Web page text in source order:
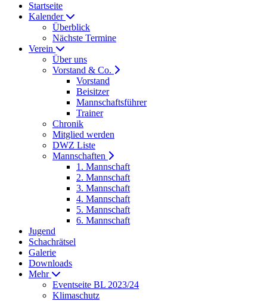
Startseite
Kalender
Überblick
Nächste Termine
Verein
Über uns
Vorstand & Co.
Vorstand
Beisitzer
Mannschaftsführer
Trainer
Chronik
Mitglied werden
DWZ Liste
Mannschaften
1. Mannschaft
2. Mannschaft
3. Mannschaft
4. Mannschaft
5. Mannschaft
6. Mannschaft
Jugend
Schachrätsel
Galerie
Downloads
Mehr
Eventseite BL 2023/24
Klimaschutz